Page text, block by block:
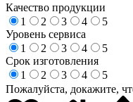
Качество продукции
1
2 3 4
5
Уровень сервиса
1
2 3 4
5
Срок изготовления
1
2 3 4
5
Пожалуйста, докажите,